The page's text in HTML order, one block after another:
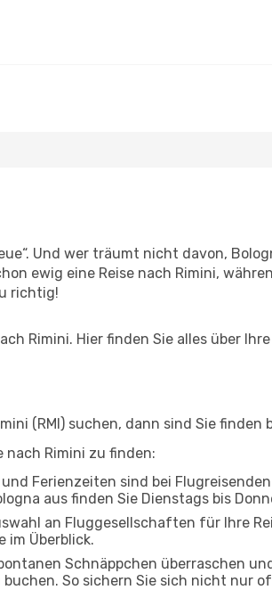
Und wer träumt nicht davon,
ewig eine Reise nach Rimini,
richtig!
Rimini. Hier finden Sie alles über
(RMI) suchen, dann sind Sie finden
Rimini zu finden:
Ferienzeiten sind bei
aus finden Sie Dienstags bis
an Fluggesellschaften für Ihre
im Überblick.
Schnäppchen überraschen
So sichern Sie sich nicht nur